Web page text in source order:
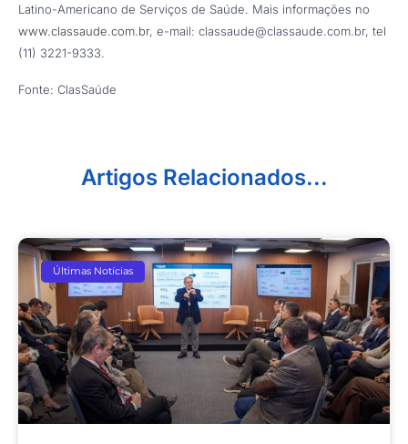
Latino-Americano de Serviços de Saúde. Mais informações no
www.classaude.com.br, e-mail: classaude@classaude.com.br, tel
(11) 3221-9333.
Fonte: ClasSaúde
Artigos Relacionados...
Últimas Notícias